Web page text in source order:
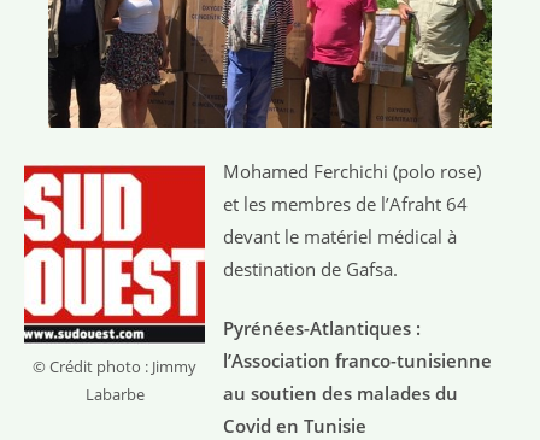
© Crédit photo : Jimmy
Labarbe
Mohamed Ferchichi (polo rose)
et les membres de l’Afraht 64
devant le matériel médical à
destination de Gafsa.
Pyrénées-Atlantiques :
l’Association franco-tunisienne
au soutien des malades du
Covid en Tunisie